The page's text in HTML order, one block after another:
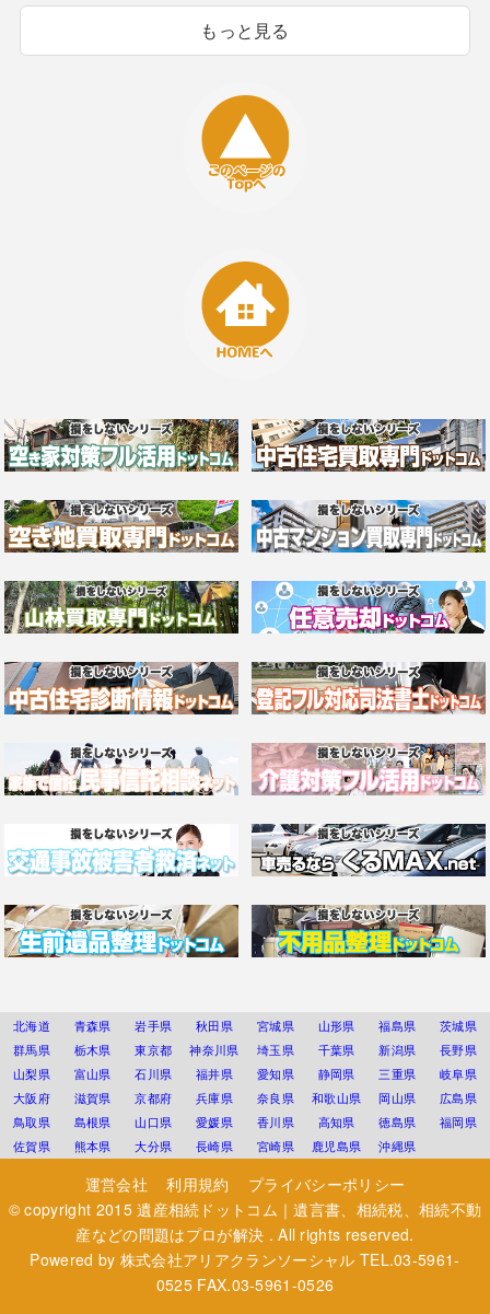
もっと見る
北海道 青森県 岩手県 秋田県 宮城県 山形県 福島県
茨城県
群馬県
栃木県 東京都 神奈川県 埼玉県 千葉県 新潟県
長野県
山梨県
富山県 石川県 福井県 愛知県 静岡県 三重県
岐阜県
大阪府
滋賀県 京都府 兵庫県 奈良県 和歌山県 岡山県
広島県
鳥取県
島根県 山口県 愛媛県 香川県 高知県 徳島県
福岡県
佐賀県
熊本県 大分県 長崎県 宮崎県 鹿児島県 沖縄県
運営会社 利用規約
プライバシーポリシー
© copyright 2015遺産相続ドットコム｜遺言書、相続税、相続不動
産などの問題はプロが解決 . All rights reserved.
Powered by 株式会社アリアクランソーシャル TEL.03-5961-
0525 FAX.03-5961-0526